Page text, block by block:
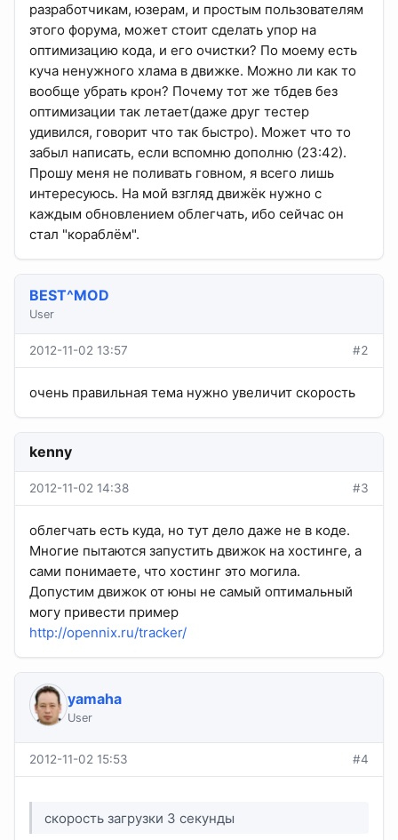
разработчикам, юзерам, и простым пользователям
этого форума, может стоит сделать упор на
оптимизацию кода, и его очистки? По моему есть
куча ненужного хлама в движке. Можно ли как то
вообще убрать крон? Почему тот же тбдев без
оптимизации так летает(даже друг тестер
удивился, говорит что так быстро). Может что то
забыл написать, если вспомню дополню (23:42).
Прошу меня не поливать говном, я всего лишь
интересуюсь. На мой взгляд движёк нужно с
каждым обновлением облегчать, ибо сейчас он
стал "кораблём".
BEST^MOD
User
2012-11-02 13:57 #2
очень правильная тема нужно увеличит скорость
kenny
2012-11-02 14:38 #3
облегчать есть куда, но тут дело даже не в коде.
Многие пытаются запустить движок на хостинге, а
сами понимаете, что хостинг это могила.
Допустим движок от юны не самый оптимальный
могу привести пример
http://opennix.ru/tracker/
yamaha
User
2012-11-02 15:53 #4
скорость загрузки 3 секунды